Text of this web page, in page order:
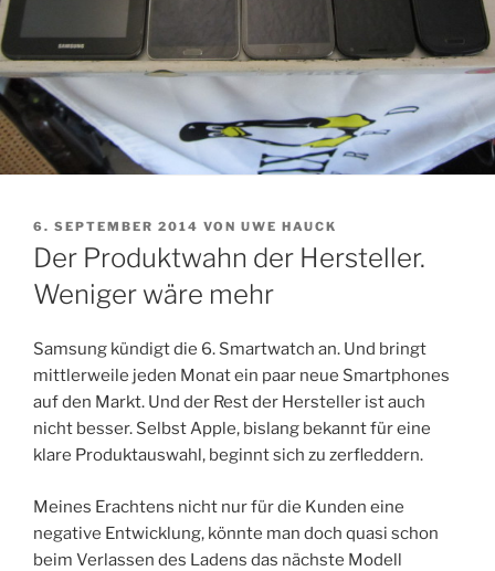
VERÖFFENTLICHT
AM
6. SEPTEMBER 2014 VON UWE HAUCK
Der Produktwahn der Hersteller.
Weniger wäre mehr
Samsung kündigt die 6. Smartwatch an. Und bringt
mittlerweile jeden Monat ein paar neue Smartphones
auf den Markt. Und der Rest der Hersteller ist auch
nicht besser. Selbst Apple, bislang bekannt für eine
klare Produktauswahl, beginnt sich zu zerfleddern.
Meines Erachtens nicht nur für die Kunden eine
negative Entwicklung, könnte man doch quasi schon
beim Verlassen des Ladens das nächste Modell